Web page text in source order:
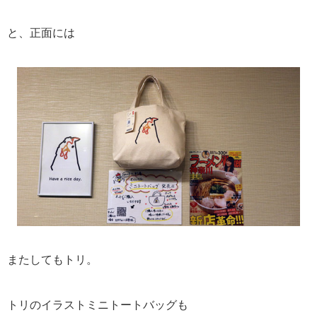
と、正面には
またしてもトリ。
トリのイラストミニトートバッグも